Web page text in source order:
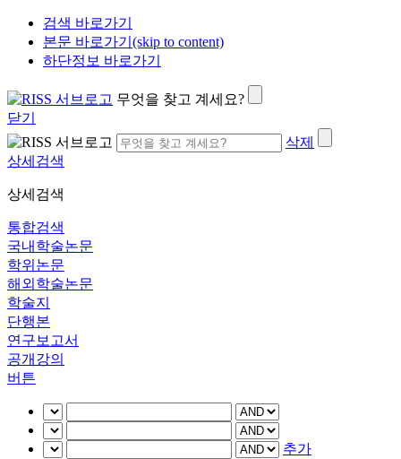
검색 바로가기
본문 바로가기(skip to content)
하단정보 바로가기
무엇을 찾고 계세요?
닫기
삭제
상세검색
상세검색
통합검색
국내학술논문
학위논문
해외학술논문
학술지
단행본
연구보고서
공개강의
버튼
추가